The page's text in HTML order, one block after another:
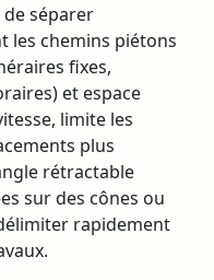
séparer
les chemins piétons
fixes,
et espace
limite les
plus
rétractable
sur des cônes ou
rapidement